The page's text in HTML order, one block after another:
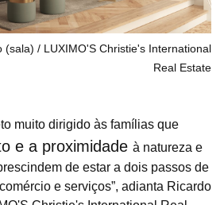
(sala)
LUXIMO'S Christie's International
Real Estate
muito dirigido às famílias que
e a proximidade à natureza e
de estar a dois passos de
e serviços”, adianta Ricardo